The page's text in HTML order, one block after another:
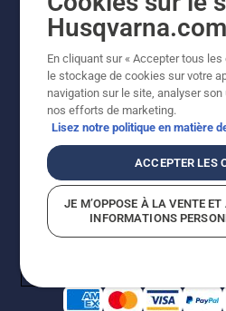
© Husqvarna AB (publ). Tous
indiqués sont des prix de
contractuelles. Tous les prix
disponible pour un
Conditions d'utilisation
Égalité hommes femmes
Husqvarna.com
En cliquant sur « Accepter tous
le stockage de cookies sur votre
navigation sur le site, analyser
nos efforts de marketing.
Lisez notre politique en matière
ACCEPTER LES
JE M’OPPOSE À LA VENTE
INFORMATIONS